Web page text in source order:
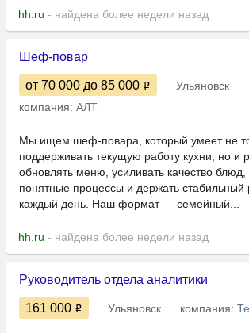
hh.ru - найдена более недели назад
Шеф-повар
от 70 000 до 85 000
Ульяновск
компания: АЛТ
Мы ищем шеф-повара, который умеет не
поддерживать текущую работу кухни, но и
обновлять меню, усиливать качество блюд,
понятные процессы и держать стабильный
каждый день. Наш формат — семейный...
hh.ru - найдена более недели назад
Руководитель отдела аналитики
161 000 Ульяновск компания: